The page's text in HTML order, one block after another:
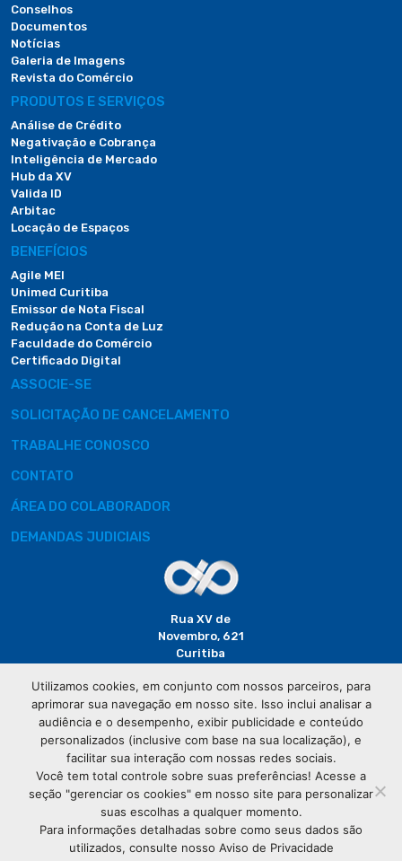
Conselhos
Documentos
Notícias
Galeria de Imagens
Revista do Comércio
PRODUTOS E SERVIÇOS
Análise de Crédito
Negativação e Cobrança
Inteligência de Mercado
Hub da XV
Valida ID
Arbitac
Locação de Espaços
BENEFÍCIOS
Agile MEI
Unimed Curitiba
Emissor de Nota Fiscal
Redução na Conta de Luz
Faculdade do Comércio
Certificado Digital
ASSOCIE-SE
SOLICITAÇÃO DE CANCELAMENTO
TRABALHE CONOSCO
CONTATO
ÁREA DO COLABORADOR
DEMANDAS JUDICIAIS
Rua XV de
Novembro, 621
Curitiba
(41) 3320-
2929
© CopyrightAssociação Comercial do Paraná - Todos os
Utilizamos cookies, em conjunto com nossos parceiros, para
aprimorar sua navegação em nosso site. Isso inclui analisar a
audiência e o desempenho, exibir publicidade e conteúdo
personalizados (inclusive com base na sua localização), e
facilitar sua interação com nossas redes sociais.
Você tem total controle sobre suas preferências! Acesse a
seção "gerenciar os cookies" em nosso site para personalizar
suas escolhas a qualquer momento.
Para informações detalhadas sobre como seus dados são
utilizados, consulte nosso Aviso de Privacidade